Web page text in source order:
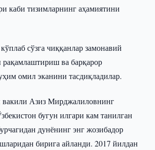
каби тизимларнинг аҳамиятини
сўзга чиққанлар замонавий
ва барқарор
омил эканини тасдиқладилар.
вакили Азиз Мирджалиловнинг
бугун илгари кам танилган
дунёнинг энг жозибадор
бирига айланди. 2017 йилдан